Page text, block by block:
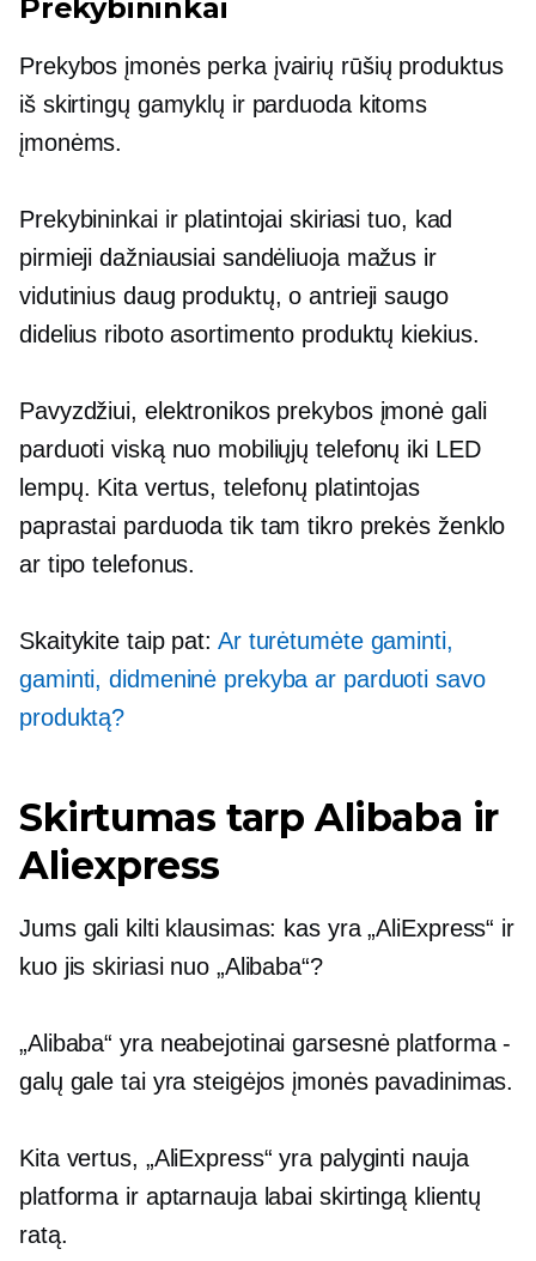
Prekybininkai
Prekybos įmonės perka įvairių rūšių produktus
iš skirtingų gamyklų ir parduoda kitoms
įmonėms.
Prekybininkai ir platintojai skiriasi tuo, kad
pirmieji dažniausiai sandėliuoja mažus ir
vidutinius daug produktų, o antrieji saugo
didelius riboto asortimento produktų kiekius.
Pavyzdžiui, elektronikos prekybos įmonė gali
parduoti viską nuo mobiliųjų telefonų iki LED
lempų. Kita vertus, telefonų platintojas
paprastai parduoda tik tam tikro prekės ženklo
ar tipo telefonus.
Skaitykite taip pat: Ar turėtumėte gaminti,
gaminti, didmeninė prekyba ar parduoti savo
produktą?
Skirtumas tarp Alibaba ir
Aliexpress
Jums gali kilti klausimas: kas yra „AliExpress“ ir
kuo jis skiriasi nuo „Alibaba“?
„Alibaba“ yra neabejotinai garsesnė platforma -
galų gale tai yra steigėjos įmonės pavadinimas.
Kita vertus, „AliExpress“ yra palyginti nauja
platforma ir aptarnauja labai skirtingą klientų
ratą.